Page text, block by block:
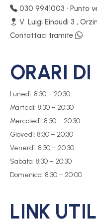
030 9941003 • Punto
V. Luigi Einaudi 3 ,
Contattaci tramite
ORARI
Lunedì: 8:30 – 20:30
Martedì: 8:30 – 20:30
Mercoledì: 8:30 – 20:30
Giovedì: 8:30 – 20:30
Venerdì: 8:30 – 20:30
Sabato: 8:30 – 20:30
Domenica: 8:30 – 20:00
LINK